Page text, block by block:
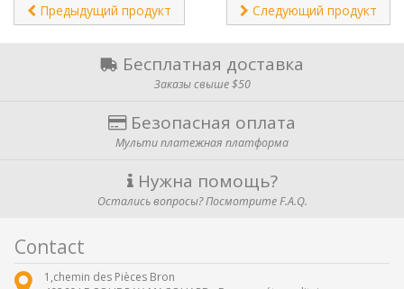
Предыдущий продукт Следующий продукт
Бесплатная доставка
Заказы свыше $50
Безопасная оплата
Мульти платежная платформа
Нужна помощь?
Остались вопросы? Посмотрите F.A.Q.
Contact
1,chemin des Pièces Bron